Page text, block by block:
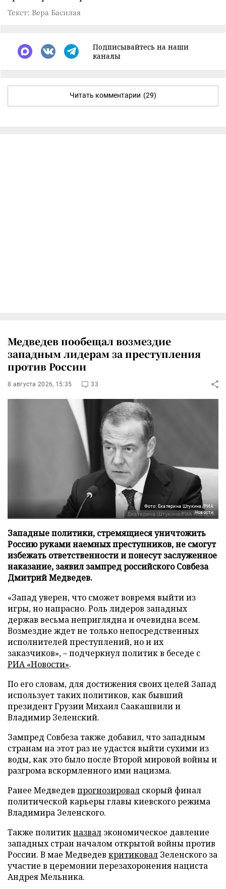
Текст: Вера Басилая
Подписывайтесь на наши
каналы
Читать комментарии (29)
Медведев пообещал возмездие
западным лидерам за преступления
против России
8 августа 2026, 15:35 33
Фото: Екатерина Штукина/РИА
Новости
Западные политики, стремящиеся уничтожить
Россию руками наемных преступников, не смогут
избежать ответственности и понесут заслуженное
наказание, заявил зампред российского Совбеза
Дмитрий Медведев.
«Запад уверен, что сможет вовремя выйти из
игры, но напрасно. Роль лидеров западных
держав весьма неприглядна и очевидна всем.
Возмездие ждет не только непосредственных
исполнителей преступлений, но и их
заказчиков», – подчеркнул политик в беседе с
РИА «Новости».
По его словам, для достижения своих целей Запад
использует таких политиков, как бывший
президент Грузии Михаил Саакашвили и
Владимир Зеленский.
Зампред Совбеза также добавил, что западным
странам на этот раз не удастся выйти сухими из
воды, как это было после Второй мировой войны и
разгрома вскормленного ими нацизма.
Ранее Медведев прогнозировал скорый финал
политической карьеры главы киевского режима
Владимира Зеленского.
Также политикназвал экономическое давление
западных стран началом открытой войны против
России. В мае Медведев критиковал Зеленского за
участие в церемонии перезахоронения нациста
Андрея Мельника.